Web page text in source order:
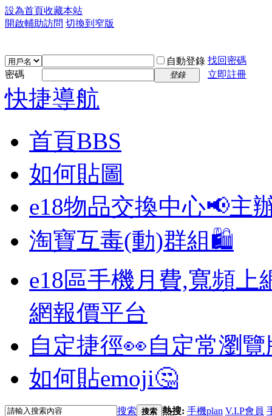
設為首頁收藏本站
開啟輔助訪問 切換到窄版
自動登錄 找回密碼
密碼
登錄 立即註冊
快捷導航
首頁BBS
如何貼圖
e18物品交換中心📢主
淘寶互毒(動)群組🛍️
e18區手機月費,寬頻上
網報價平台
自定捷徑👀自定常瀏
如何貼emoji🤔
搜索 搜索 熱搜: 手機plan V.I.P會員